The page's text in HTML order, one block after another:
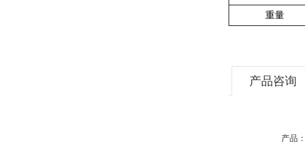
重量
产品咨询
产品：